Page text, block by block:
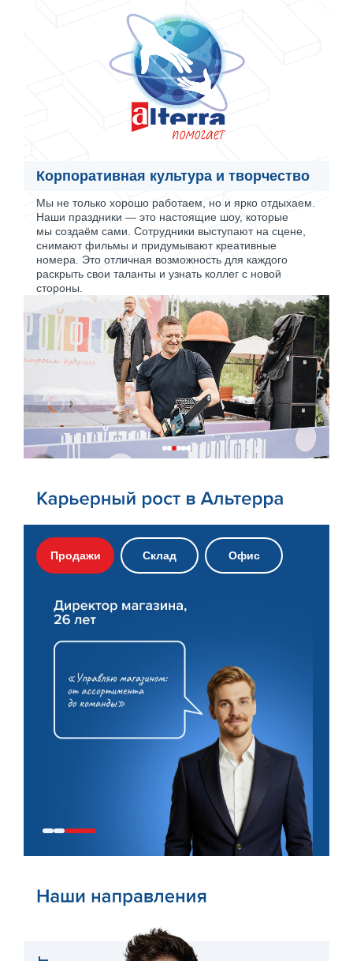
Корпоративная культура и творчество
Мы не только хорошо работаем, но и ярко отдыхаем.
Наши праздники — это настоящие шоу, которые
мы создаём сами. Сотрудники выступают на сцене,
снимают фильмы и придумывают креативные
номера. Это отличная возможность для каждого
раскрыть свои таланты и узнать коллег с новой
стороны.
Продажи Склад Офис